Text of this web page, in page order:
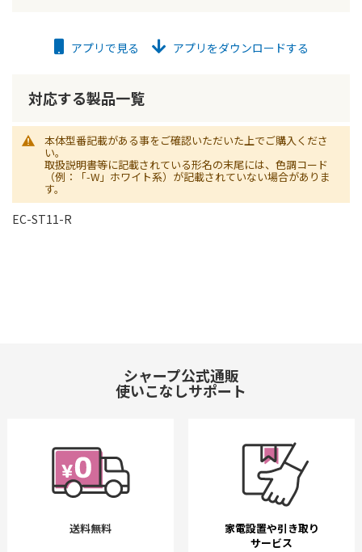
アプリで見る アプリをダウンロードする
対応する製品一覧
本体型番記載がある事をご確認いただいた上でご購入くださ
い。
取扱説明書等に記載されている形名の末尾には、色調コード
（例：「-W」ホワイト系）が記載されていない場合がありま
す。
EC-ST11-R
シャープ公式通販
使いこなしサポート
送料無料
家電設置や引き取り
サービス